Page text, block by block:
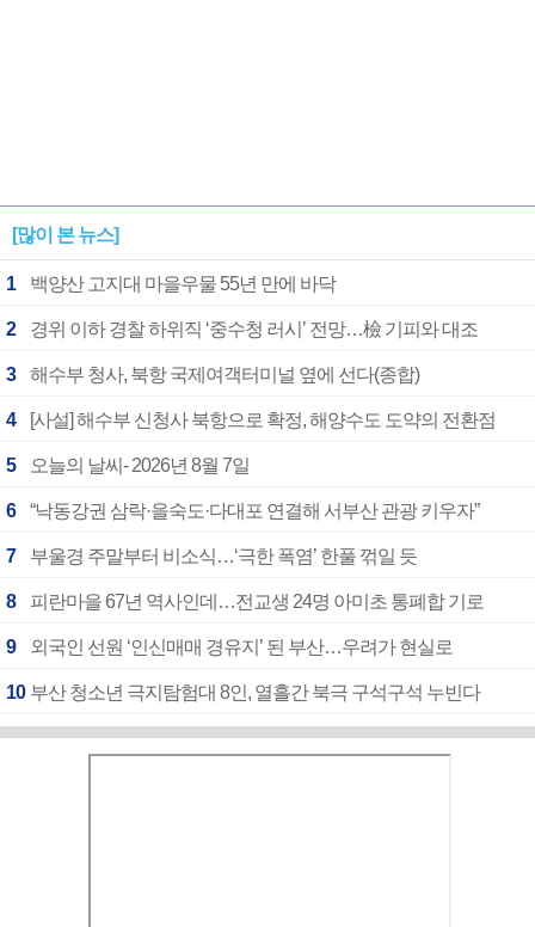
[많이 본 뉴스]
1 백양산 고지대 마을우물 55년 만에 바닥
2 경위 이하 경찰 하위직 ‘중수청 러시’ 전망…檢 기피와 대조
3 해수부 청사, 북항 국제여객터미널 옆에 선다(종합)
4 [사설] 해수부 신청사 북항으로 확정, 해양수도 도약의 전환점
5 오늘의 날씨- 2026년 8월 7일
6 “낙동강권 삼락·을숙도·다대포 연결해 서부산 관광 키우자”
7 부울경 주말부터 비소식…‘극한 폭염’ 한풀 꺾일 듯
8 피란마을 67년 역사인데…전교생 24명 아미초 통폐합 기로
9 외국인 선원 ‘인신매매 경유지’ 된 부산…우려가 현실로
10 부산 청소년 극지탐험대 8인, 열흘간 북극 구석구석 누빈다